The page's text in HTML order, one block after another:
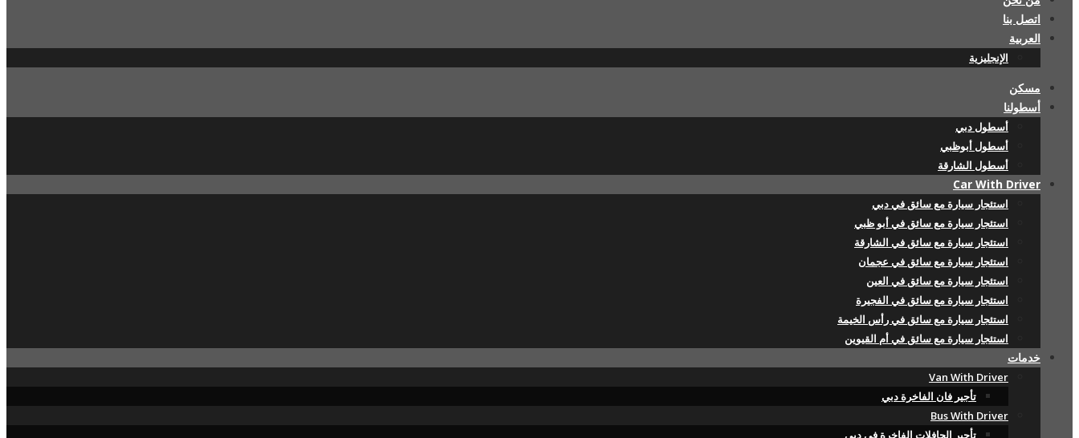
اتصل بنا
العربية
الإنجليزية
مسكن
أسطولنا
أسطول دبي
أسطول أبوظبي
أسطول الشارقة
Car With Driver
استئجار سيارة مع سائق في دبي
استئجار سيارة مع سائق في أبو ظبي
استئجار سيارة مع سائق في الشارقة
استئجار سيارة مع سائق في عجمان
استئجار سيارة مع سائق في العين
استئجار سيارة مع سائق في الفجيرة
استئجار سيارة مع سائق في رأس الخيمة
استئجار سيارة مع سائق في أم القيوين
خدمات
Van With Driver
تأجير فان الفاخرة دبي
Bus With Driver
تأجير الحافلات الفاخرة في دبي